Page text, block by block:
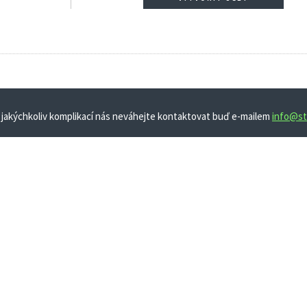
jakýchkoliv komplikací nás neváhejte kontaktovat buď e-mailem